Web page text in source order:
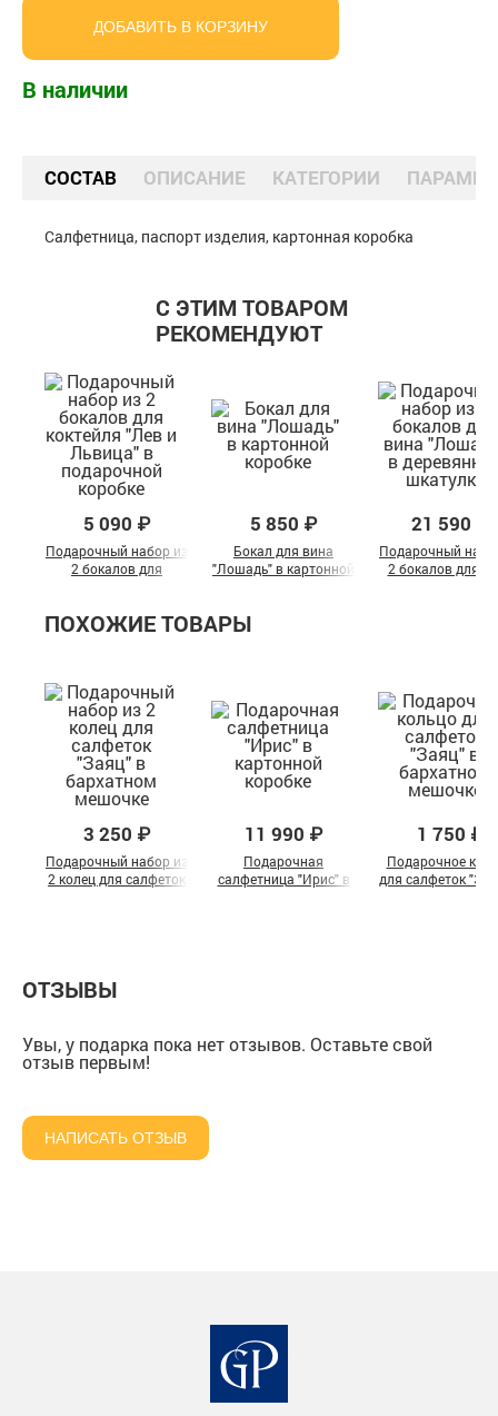
ДОБАВИТЬ В КОРЗИНУ
В наличии
СОСТАВ ОПИСАНИЕ КАТЕГОРИИ
Салфетница, паспорт изделия, картонная коробка
С ЭТИМ ТОВАРОМ
РЕКОМЕНДУЮТ
5 090 ₽
Подарочный набор из
2 бокалов для
подарочной коробке
5 850 ₽
Бокал для вина
"Лошадь" в картонной
21 590 ₽
Подарочный
2 бокалов для
ПОХОЖИЕ ТОВАРЫ
3 250 ₽
Подарочный набор из
2 колец для салфеток
11 990 ₽
Подарочная
салфетница "Ирис" в
1 750 ₽
Подарочное
для салфеток
ОТЗЫВЫ
Увы, у подарка пока нет отзывов. Оставьте свой
отзыв первым!
НАПИСАТЬ ОТЗЫВ